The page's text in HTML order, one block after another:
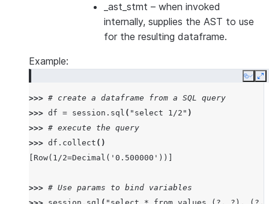
_ast_stmt – when invoked
internally, supplies the AST to use
for the resulting dataframe.
Example:
Copy
>>> # create a dataframe from a SQL query
>>> df = session . sql ( "select 1/2" )
>>> # execute the query
>>> df . collect ()
[Row(1/2=Decimal('0.500000'))]
>>> # Use params to bind variables